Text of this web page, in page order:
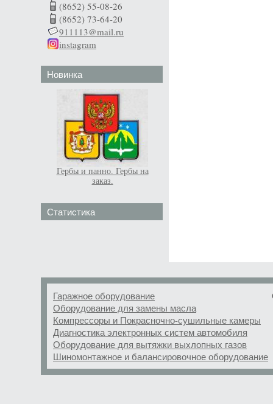
(8652) 55-08-26
(8652) 73-64-20
911113@mail.ru
instagram
Новинка
Гербы и панно. Гербы на
заказ.
Статистика
Гаражное оборудование
Оборудование для замены масла
Компрессоры и Покрасночно-сушильные камеры
Диагностика электронных систем автомобиля
Оборудование для вытяжки выхлопных газов
Шиномонтажное и балансировочное оборудование